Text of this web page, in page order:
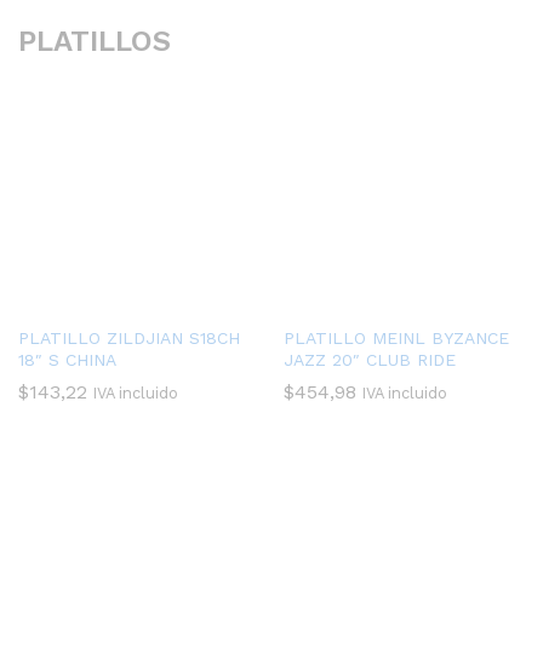
PLATILLOS
PLATILLO ZILDJIAN S18CH
18″ S CHINA
$143,22 IVA incluido
PLATILLO MEINL BYZANCE
JAZZ 20″ CLUB RIDE
$454,98 IVA incluido